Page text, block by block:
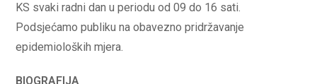
KS svaki radni dan u periodu od 09 do 16 sati.
Podsjećamo publiku na obavezno pridržavanje
epidemioloških mjera.
BIOGRAFIJA